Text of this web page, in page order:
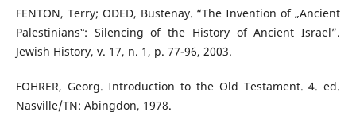
FENTON, Terry; ODED, Bustenay. “The Invention of „Ancient
Palestinians‟: Silencing of the History of Ancient Israel”.
Jewish History, v. 17, n. 1, p. 77-96, 2003.
FOHRER, Georg. Introduction to the Old Testament. 4. ed.
Nasville/TN: Abingdon, 1978.